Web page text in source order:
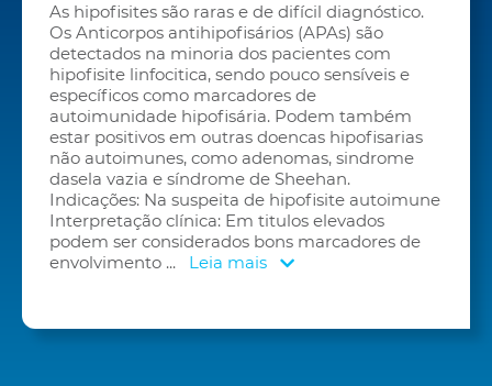
As hipofisites são raras e de difícil diagnóstico.
Os Anticorpos antihipofisários (APAs) são
detectados na minoria dos pacientes com
hipofisite linfocitica, sendo pouco sensíveis e
específicos como marcadores de
autoimunidade hipofisária. Podem também
estar positivos em outras doencas hipofisarias
não autoimunes, como adenomas, sindrome
dasela vazia e síndrome de Sheehan.
Indicações: Na suspeita de hipofisite autoimune
Interpretação clínica: Em titulos elevados
podem ser considerados bons marcadores de
envolvimento ... Leia mais